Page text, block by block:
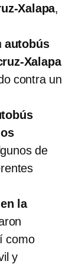
Xalapa,
autobús
Xalapa
contra un
de
la
como
y